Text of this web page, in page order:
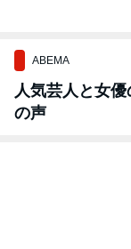
ABEMA
人気芸人と女
の声